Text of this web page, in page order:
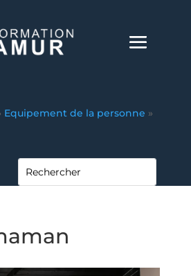
Equipement de la personne »